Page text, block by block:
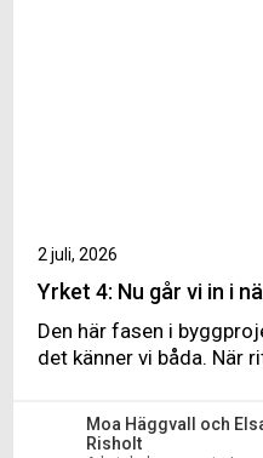
2 juli, 2026
Yrket 4: Nu går vi in i
Den här fasen i
det känner vi båda. När
Moa Häggvall och
Risholt